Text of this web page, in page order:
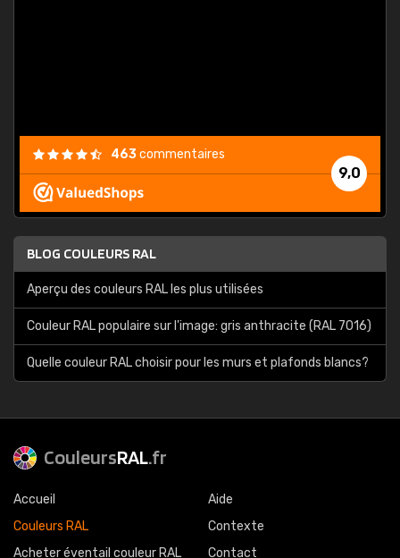
9,0
463commentaires
BLOG COULEURS RAL
Aperçu des couleurs RAL les plus utilisées
Couleur RAL populaire sur l'image: gris anthracite (RAL 7016)
Quelle couleur RAL choisir pour les murs et plafonds blancs?
CouleursRAL.fr
Accueil
Couleurs RAL
Acheter éventail couleur RAL
Aide
Contexte
Contact